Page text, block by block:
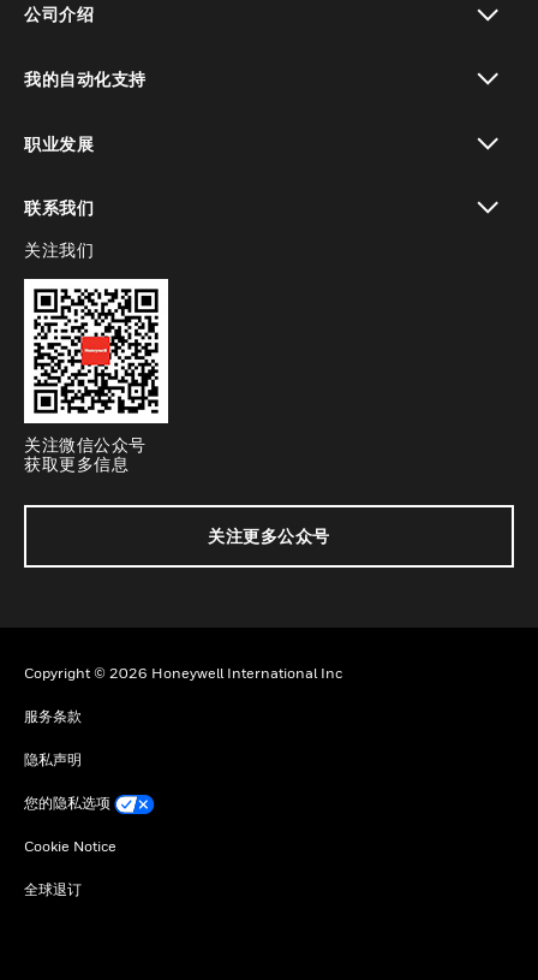
公司介绍
我的自动化支持
职业发展
联系我们
toggle view
关注我们
关注微信公众号
获取更多信息
关注更多公众号
Copyright © 2026 Honeywell International Inc
服务条款
隐私声明
您的隐私选项
Cookie Notice
全球退订